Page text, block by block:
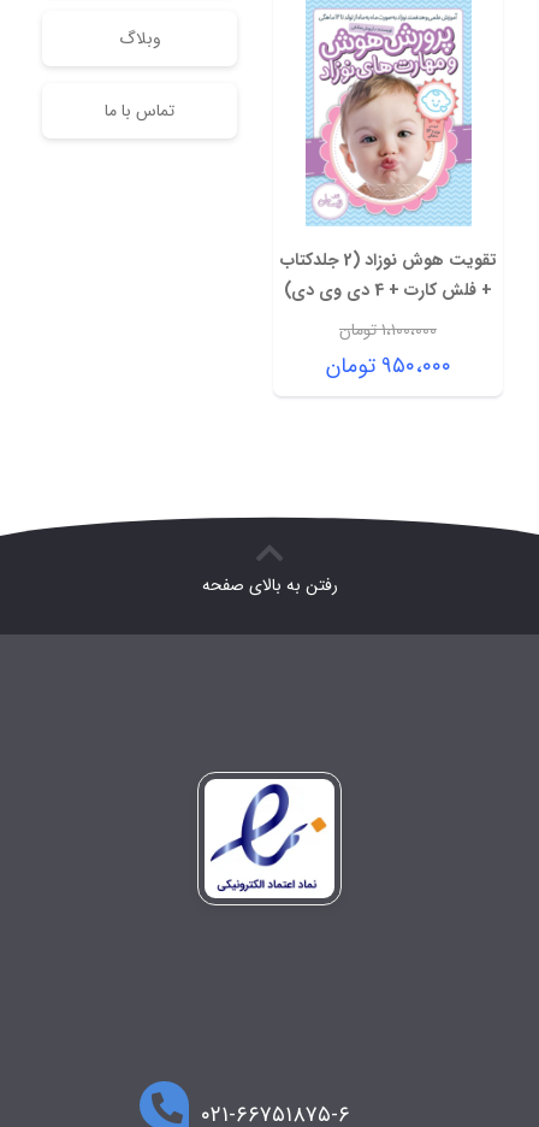
وبلاگ
تماس با ما
تقویت هوش نوزاد (2 جلدکتاب
+ فلش کارت + 4 دی وی دی)
۱،۱۰۰،۰۰۰تومان
قیمت
اصلی:
۹۵۰،۰۰۰ تومان
قیمت
رفتن به بالای صفحه
۰۲۱-۶۶۷۵۱۸۷۵-۶